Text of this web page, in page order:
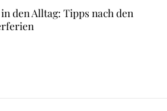
den Alltag: Tipps nach den